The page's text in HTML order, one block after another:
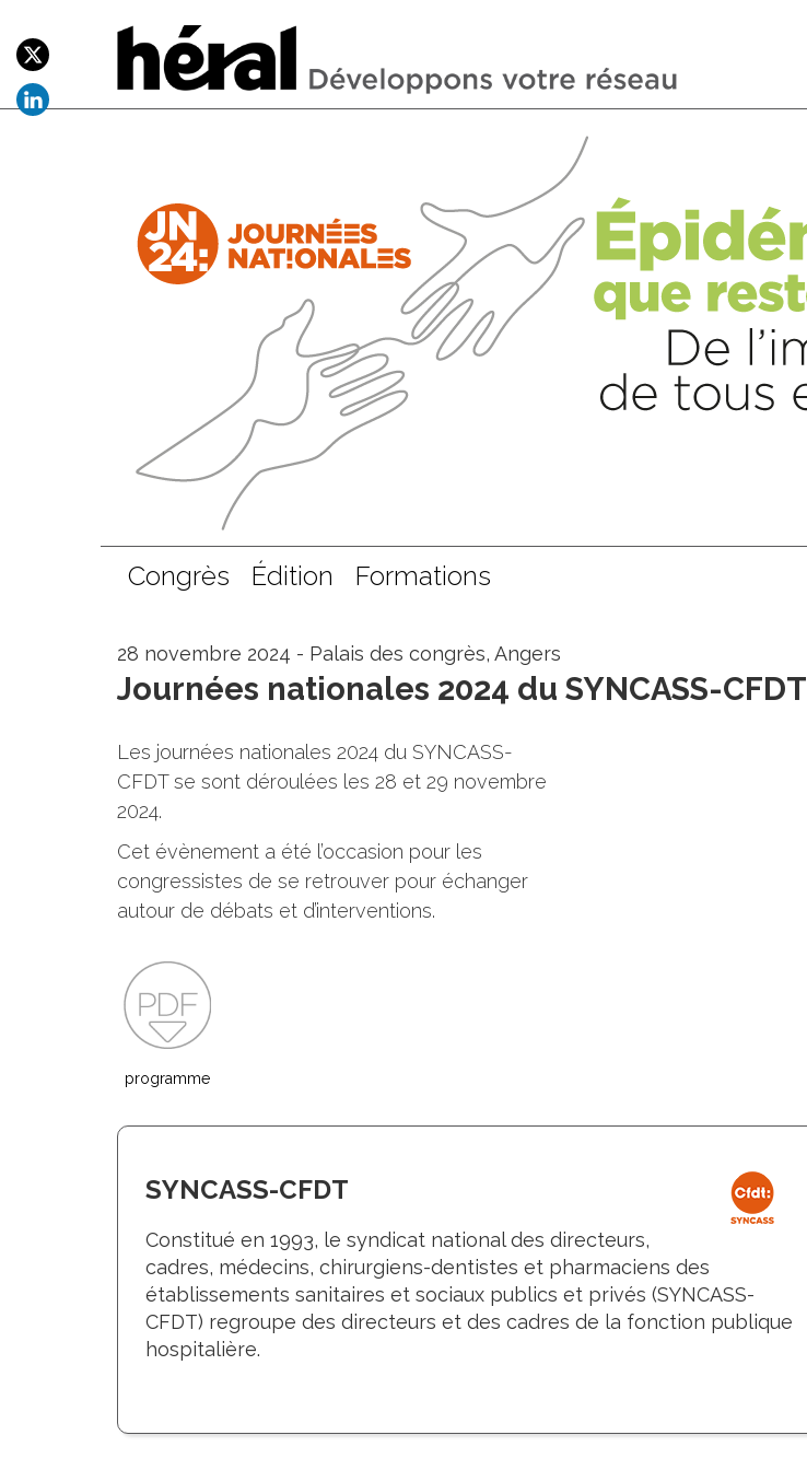
Congrès Édition Formations
28 novembre 2024 - Palais des congrès, Angers
Journées nationales 2024 du SYNCASS-CFDT
Les journées nationales 2024 du SYNCASS-
CFDT se sont déroulées les 28 et 29 novembre
2024.
Cet évènement a été l’occasion pour les
congressistes de se retrouver pour échanger
autour de débats et d’interventions.
programme
SYNCASS-CFDT
Constitué en 1993, le syndicat national des directeurs,
cadres, médecins, chirurgiens-dentistes et pharmaciens des
établissements sanitaires et sociaux publics et privés (SYNCASS-
CFDT) regroupe des directeurs et des cadres de la fonction publique
hospitalière.